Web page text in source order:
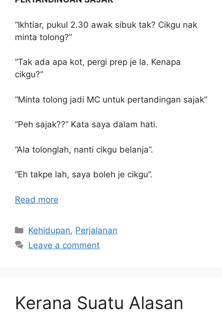
“Ikhtiar, pukul 2.30 awak sibuk tak? Cikgu nak
minta tolong?”
“Tak ada apa kot, pergi prep je la. Kenapa
cikgu?”
“Minta tolong jadi MC untuk pertandingan sajak”
“Peh sajak??” Kata saya dalam hati.
“Ala tolonglah, nanti cikgu belanja”.
“Eh takpe lah, saya boleh je cikgu”.
Read more
Categories
Kehidupan, Perjalanan
Leave a comment
Kerana Suatu Alasan